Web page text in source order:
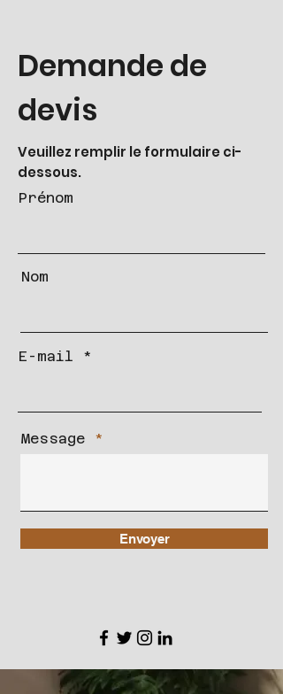
Demande de
devis
Veuillez remplir le formulaire ci-
dessous.
Prénom
Nom
E-mail
Message
Envoyer